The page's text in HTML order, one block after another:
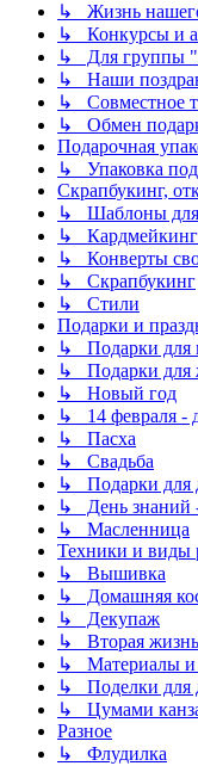
↳ Жизнь
↳ Конкурсы и
↳ Для группы
↳ Наши
↳ Совместное
↳ Обмен
Подарочная
↳ Упаковка
Скрапбукинг,
↳ Шаблоны для
↳ Кардмейкинг
↳ Конверты
↳ Скрапбукинг
↳ Стили
Подарки и
↳ Подарки для
↳ Подарки для
↳ Новый год
↳ 14 февраля -
↳ Пасха
↳ Свадьба
↳ Подарки для
↳ День знаний -
↳ Масленница
Техники и виды
↳ Вышивка
↳ Домашняя
↳ Декупаж
↳ Вторая
↳ Материалы и
↳ Поделки для
↳ Цумами
Разное
↳ Флудилка